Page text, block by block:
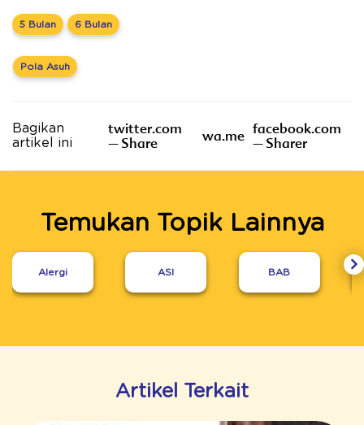
5 Bulan 6 Bulan
Pola Asuh
Bagikan
artikel ini
twitter.com
– Share
wa.me facebook.com
– Sharer
Temukan Topik Lainnya
Alergi ASI BAB
Artikel Terkait